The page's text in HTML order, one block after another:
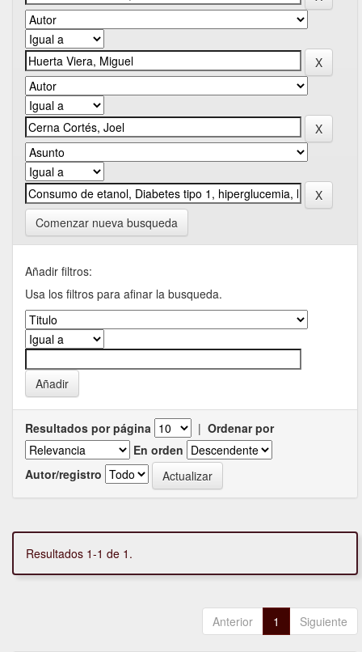
Comenzar nueva busqueda
Añadir filtros:
Usa los filtros para afinar la busqueda.
Resultados por página | Ordenar por
En orden
Autor/registro
Resultados 1-1 de 1.
Anterior 1 Siguiente